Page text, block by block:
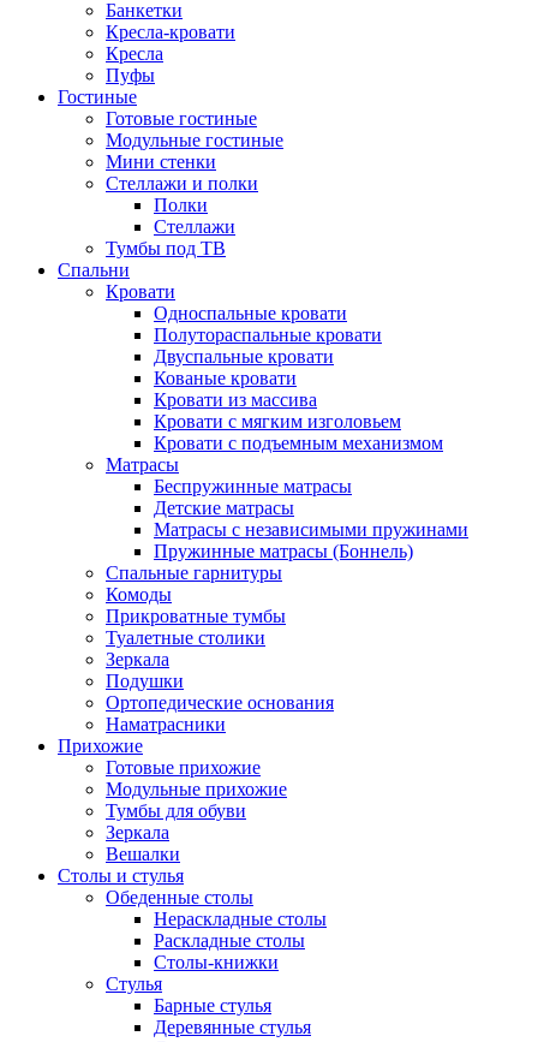
Банкетки
Кресла-кровати
Кресла
Пуфы
Гостиные
Готовые гостиные
Модульные гостиные
Мини стенки
Стеллажи и полки
Полки
Стеллажи
Тумбы под ТВ
Спальни
Кровати
Односпальные кровати
Полутораспальные кровати
Двуспальные кровати
Кованые кровати
Кровати из массива
Кровати с мягким изголовьем
Кровати с подъемным механизмом
Матрасы
Беспружинные матрасы
Детские матрасы
Матрасы с независимыми пружинами
Пружинные матрасы (Боннель)
Спальные гарнитуры
Комоды
Прикроватные тумбы
Туалетные столики
Зеркала
Подушки
Ортопедические основания
Наматрасники
Прихожие
Готовые прихожие
Модульные прихожие
Тумбы для обуви
Зеркала
Вешалки
Столы и стулья
Обеденные столы
Нераскладные столы
Раскладные столы
Столы-книжки
Стулья
Барные стулья
Деревянные стулья